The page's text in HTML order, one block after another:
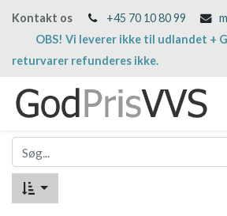
Kontakt os +45 70 10 80 99
OBS! Vi leverer ikke til udlandet +
returvarer refunderes ikke.